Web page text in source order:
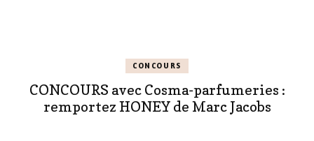
CONCOURS
CONCOURS avec Cosma-parfumeries :
remportez HONEY de Marc Jacobs